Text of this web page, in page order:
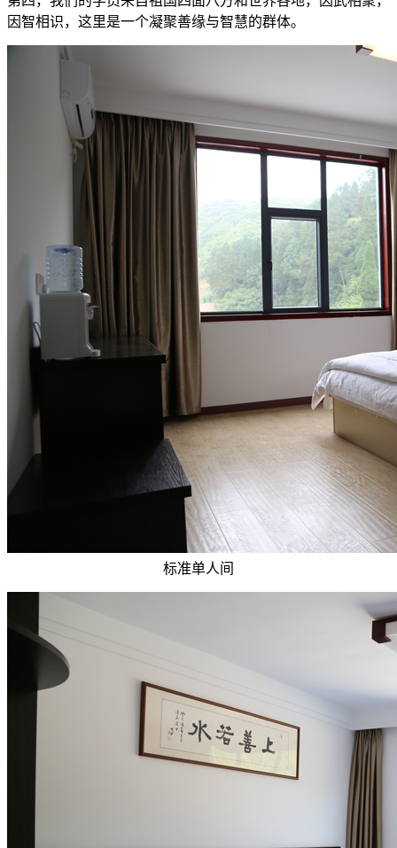
因智相识，这里是一个凝聚善缘与智慧的群体。
标准单人间